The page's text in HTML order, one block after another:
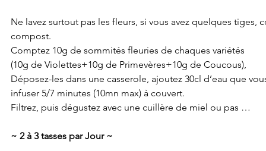
Ne lavez surtout pas les fleurs, si vous avez quelques tiges,
compost.
Comptez 10g de sommités fleuries de chaques variétés
(10g de Violettes+10g de Primevères+10g de Coucous),
Déposez-les dans une casserole, ajoutez 30cl d’eau que
infuser 5/7 minutes (10mn max) à couvert.
Filtrez, puis dégustez avec une cuillère de miel ou pas …
~ 2 à 3 tasses par Jour ~